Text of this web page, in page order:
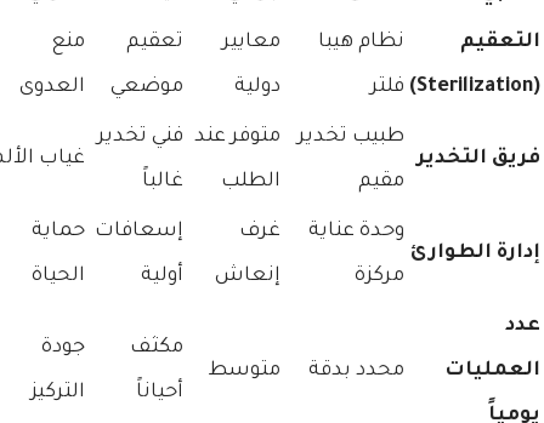
التعقيم
(Sterilization)
نظام هيبا
فلتر
معايير
دولية
تعقيم
موضعي
منع
العدوى
فريق التخدير
طبيب تخدير
مقيم
متوفر عند
الطلب
فني تخدير
غالباً
غياب
إدارة الطوارئ
وحدة عناية
مركزة
غرف
إنعاش
إسعافات
أولية
حماية
الحياة
عدد
العمليات
يومياً
محدد بدقة متوسط
مكثف
أحياناً
جودة
التركيز